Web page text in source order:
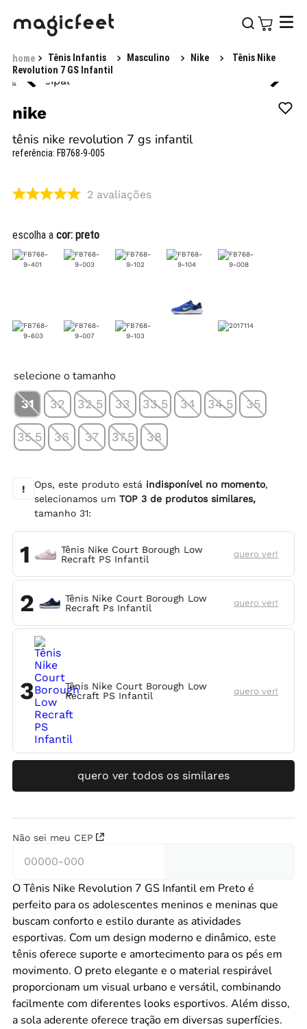
Tênis Infantis Masculino Nike
Tênis Nike
Revolution 7 GS Infantil
nike
tênis nike revolution 7 gs infantil
referência: FB768-9-005
2 avaliações
escolha a cor: preto
selecione o tamanho
31 32 32.5 33 33.5 34 34.5 35
35.5 36 37 37.5 38
! Ops, este produto está indisponível no momento,
selecionamos umTOP3 de produtos similares,
tamanho31:
1
Tênis Nike Court Borough Low
Recraft PS Infantil
quero ver!
2
Tênis Nike Court Borough Low
Recraft Ps Infantil
quero ver!
3
Tênis Nike Court Borough Low
Recraft PS Infantil
quero ver!
quero ver todos os similares
Não sei meu CEP
O Tênis Nike Revolution 7 GS Infantil em Preto é
perfeito para os adolescentes meninos e meninas que
buscam conforto e estilo durante as atividades
esportivas. Com um design moderno e dinâmico, este
tênis oferece suporte e amortecimento para os pés em
movimento. O preto elegante e o material respirável
proporcionam um visual urbano e versátil, combinando
facilmente com diferentes looks esportivos. Além disso,
a sola aderente oferece tração em diversas superfícies.